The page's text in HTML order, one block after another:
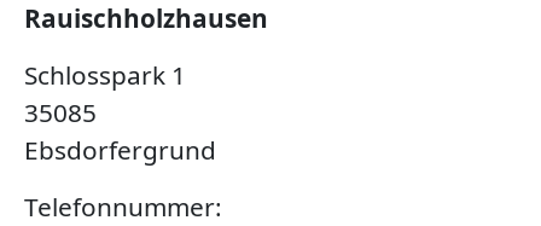
Rauischholzhausen
Schlosspark 1
35085
Ebsdorfergrund
Telefonnummer: